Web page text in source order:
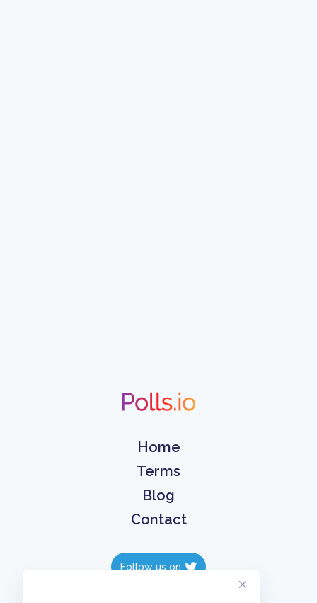
Home
Terms
Blog
Contact
Follow us on